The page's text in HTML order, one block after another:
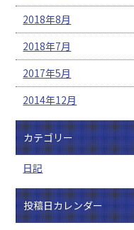
2018年8月
2018年7月
2017年5月
2014年12月
カテゴリー
日記
投稿日カレンダー